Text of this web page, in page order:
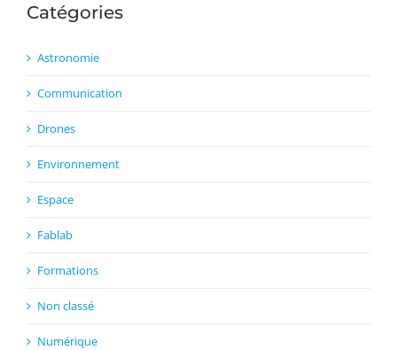
Catégories
Astronomie
Communication
Drones
Environnement
Espace
Fablab
Formations
Non classé
Numérique